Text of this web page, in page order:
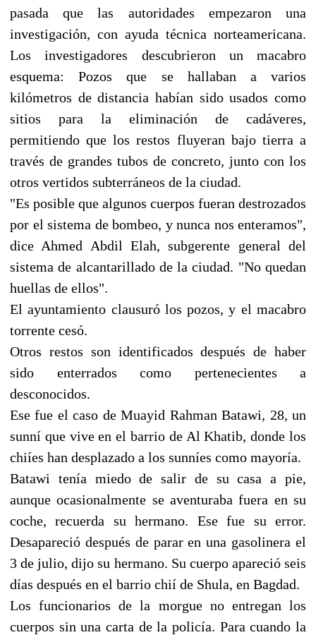
pasada que las autoridades empezaron una
investigación, con ayuda técnica norteamericana.
Los investigadores descubrieron un macabro
esquema: Pozos que se hallaban a varios
kilómetros de distancia habían sido usados como
sitios para la eliminación de cadáveres,
permitiendo que los restos fluyeran bajo tierra a
través de grandes tubos de concreto, junto con los
otros vertidos subterráneos de la ciudad.
"Es posible que algunos cuerpos fueran destrozados
por el sistema de bombeo, y nunca nos enteramos",
dice Ahmed Abdil Elah, subgerente general del
sistema de alcantarillado de la ciudad. "No quedan
huellas de ellos".
El ayuntamiento clausuró los pozos, y el macabro
torrente cesó.
Otros restos son identificados después de haber
sido enterrados como pertenecientes a
desconocidos.
Ese fue el caso de Muayid Rahman Batawi, 28, un
sunní que vive en el barrio de Al Khatib, donde los
chiíes han desplazado a los sunníes como mayoría.
Batawi tenía miedo de salir de su casa a pie,
aunque ocasionalmente se aventuraba fuera en su
coche, recuerda su hermano. Ese fue su error.
Desapareció después de parar en una gasolinera el
3 de julio, dijo su hermano. Su cuerpo apareció seis
días después en el barrio chií de Shula, en Bagdad.
Los funcionarios de la morgue no entregan los
cuerpos sin una carta de la policía. Para cuando la